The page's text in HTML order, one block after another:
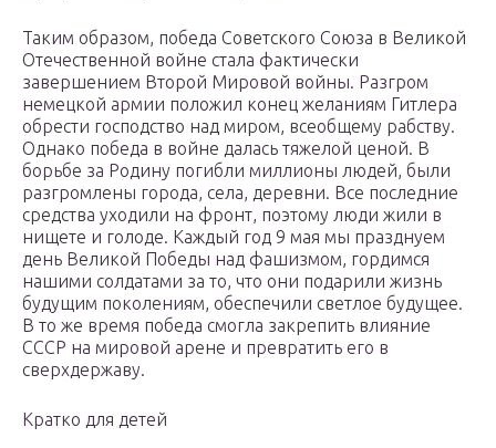
Таким образом, победа Советского Союза в Великой
Отечественной войне стала фактически
завершением Второй Мировой войны. Разгром
немецкой армии положил конец желаниям Гитлера
обрести господство над миром, всеобщему рабству.
Однако победа в войне далась тяжелой ценой. В
борьбе за Родину погибли миллионы людей, были
разгромлены города, села, деревни. Все последние
средства уходили на фронт, поэтому люди жили в
нищете и голоде. Каждый год 9 мая мы празднуем
день Великой Победы над фашизмом, гордимся
нашими солдатами за то, что они подарили жизнь
будущим поколениям, обеспечили светлое будущее.
В то же время победа смогла закрепить влияние
СССР на мировой арене и превратить его в
сверхдержаву.
Кратко для детей